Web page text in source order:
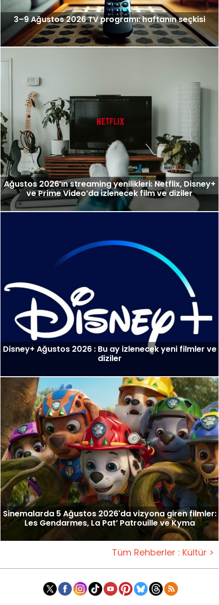
3–9 Ağustos 2026 TV programı: haftanın seçkisi
Ağustos 2026’ın streaming yenilikleri: Netflix, Disney+
ve Prime Video’da izlenecek film ve diziler
Disney+ Ağustos 2026 : Bu ay izlenecek yeni filmler ve
diziler
Sinemalarda 5 Ağustos 2026'da vizyona giren filmler:
Les Gendarmes, La Pat’ Patrouille ve Kyma
Tüm Rehberler : Kültür >